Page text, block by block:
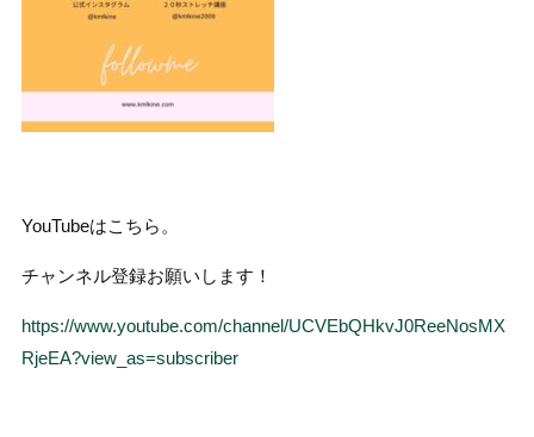
YouTubeはこちら。
チャンネル登録お願いします！
https://www.youtube.com/channel/UCVEbQHkvJ0ReeNosMX
RjeEA?view_as=subscriber